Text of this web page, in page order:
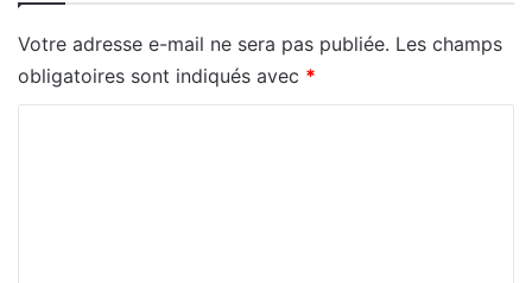
Votre adresse e-mail ne sera pas publiée. Les champs
obligatoires sont indiqués avec *